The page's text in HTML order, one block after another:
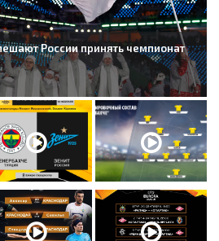
России принять чемпионат